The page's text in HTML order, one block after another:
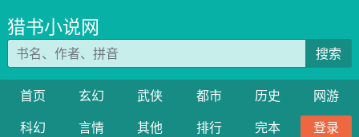
猎书小说网
搜索
首页 玄幻 武侠 都市 历史
网游
科幻
言情 其他 排行 完本
登录